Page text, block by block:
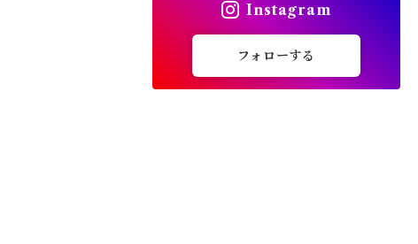
カーディガン
Instagram
フォローする